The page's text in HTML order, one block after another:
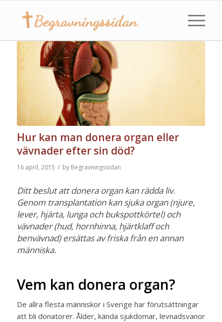
Hur kan man donera organ eller
vävnader efter sin död?
16 april, 2015 / by Begravningssidan
Ditt beslut att donera organ kan rädda liv.
Genom transplantation kan sjuka organ (njure,
lever, hjärta, lunga och bukspottkörtel) och
vävnader (hud, hornhinna, hjärtklaff och
benvävnad) ersättas av friska från en annan
människa.
Vem kan donera organ?
De allra flesta människor i Sverige har förutsättningar
att bli donatorer. Ålder, kända sjukdomar, levnadsvanor